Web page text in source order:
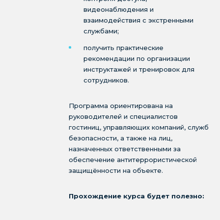
видеонаблюдения и
взаимодействия с экстренными
службами;
получить практические
рекомендации по организации
инструктажей и тренировок для
сотрудников.
Программа ориентирована на
руководителей и специалистов
гостиниц, управляющих компаний, служб
безопасности, а также на лиц,
назначенных ответственными за
обеспечение антитеррористической
защищённости на объекте.
Прохождение курса будет полезно: